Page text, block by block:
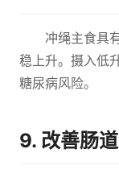
冲绳主食具
稳上升。摄入低
糖尿病风险。
9. 改善肠